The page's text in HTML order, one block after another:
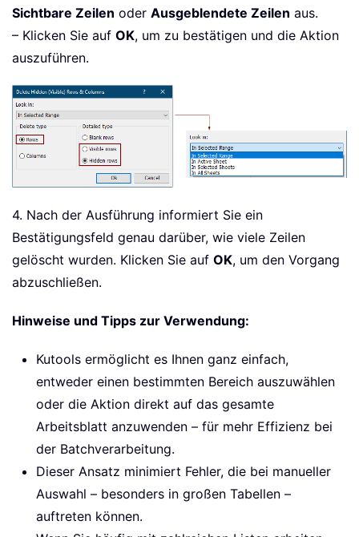
Sichtbare Zeilen oder Ausgeblendete Zeilen aus.
– Klicken Sie auf OK, um zu bestätigen und die Aktion
auszuführen.
4. Nach der Ausführung informiert Sie ein
Bestätigungsfeld genau darüber, wie viele Zeilen
gelöscht wurden. Klicken Sie auf OK, um den Vorgang
abzuschließen.
Hinweise und Tipps zur Verwendung:
Kutools ermöglicht es Ihnen ganz einfach,
entweder einen bestimmten Bereich auszuwählen
oder die Aktion direkt auf das gesamte
Arbeitsblatt anzuwenden – für mehr Effizienz bei
der Batchverarbeitung.
Dieser Ansatz minimiert Fehler, die bei manueller
Auswahl – besonders in großen Tabellen –
auftreten können.